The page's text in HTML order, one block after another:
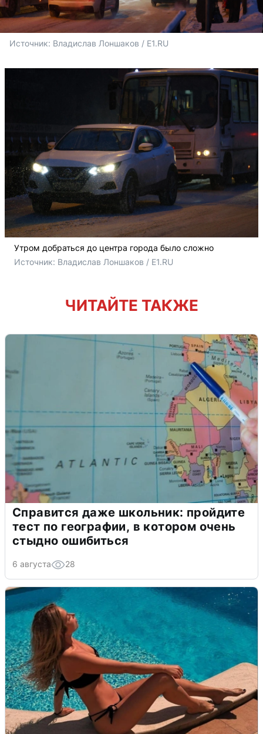
Источник: Владислав Лоншаков / E1.RU
Утром добраться до центра города было сложно
Источник: Владислав Лоншаков / E1.RU
ЧИТАЙТЕ ТАКЖЕ
Справится даже школьник: пройдите
тест по географии, в котором очень
стыдно ошибиться
6 августа 28